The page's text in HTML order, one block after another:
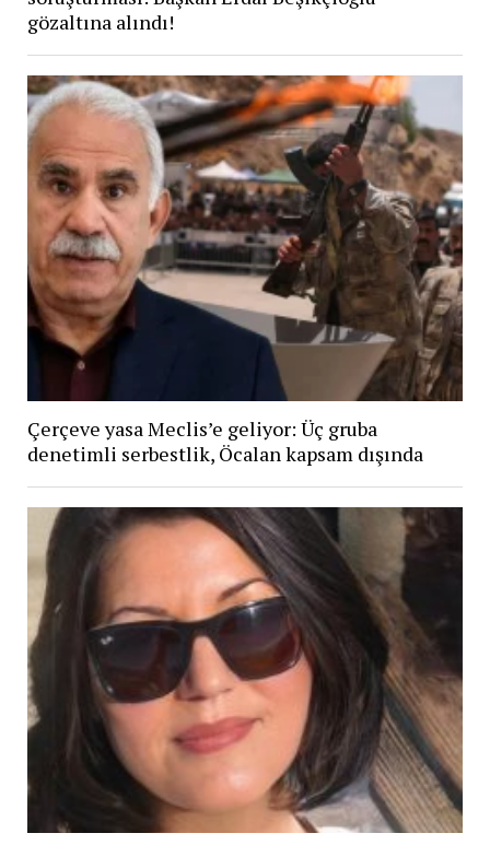
gözaltına alındı!
Çerçeve yasa Meclis’e geliyor: Üç gruba
denetimli serbestlik, Öcalan kapsam dışında